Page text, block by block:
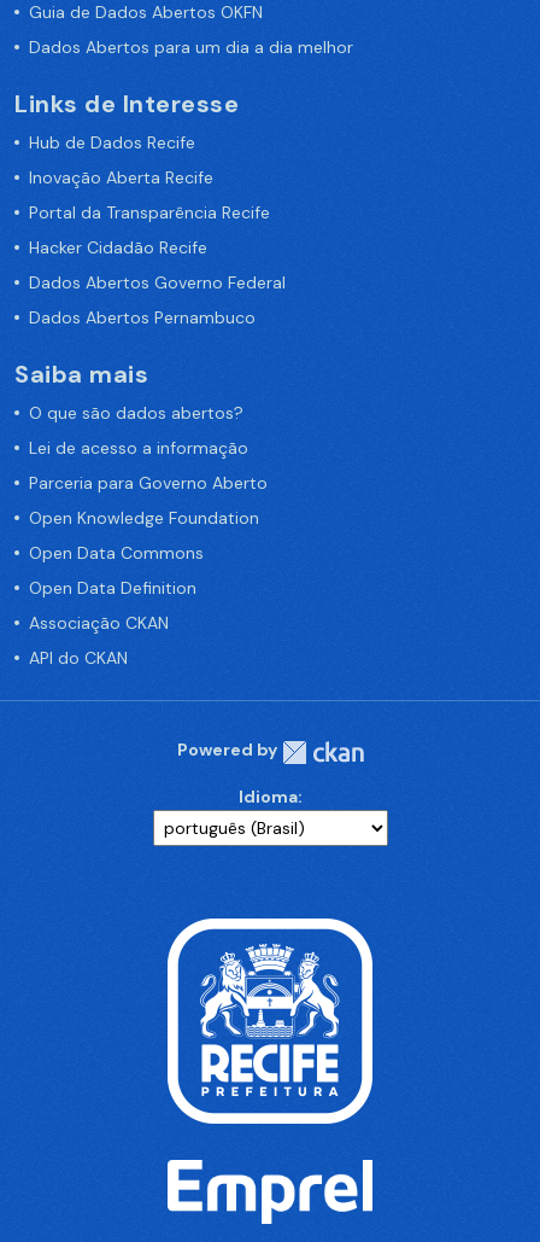
Guia de Dados Abertos OKFN
Dados Abertos para um dia a dia melhor
Links de Interesse
Hub de Dados Recife
Inovação Aberta Recife
Portal da Transparência Recife
Hacker Cidadão Recife
Dados Abertos Governo Federal
Dados Abertos Pernambuco
Saiba mais
O que são dados abertos?
Lei de acesso a informação
Parceria para Governo Aberto
Open Knowledge Foundation
Open Data Commons
Open Data Definition
Associação CKAN
API do CKAN
Powered by
Idioma